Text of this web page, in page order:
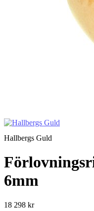
Hallbergs Guld
6mm
18 298 kr